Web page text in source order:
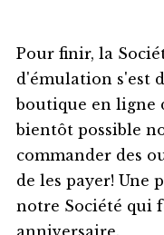
Pour finir, la
d'émulation s'est
boutique en ligne
bientôt possible
commander des
de les payer!
notre Société qui
anniversaire.